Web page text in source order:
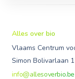
Alles over bio
Vlaams Centrum
Simon Bolivarlaan
info@allesoverbio.be